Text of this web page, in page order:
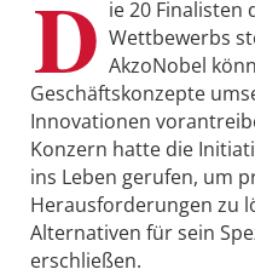
D ie 20 Finalisten
Wettbewerbs
AkzoNobel
Geschäftskonzepte
Innovationen
Konzern hatte die
ins Leben gerufen, um
Herausforderungen zu
Alternativen für sein
erschließen.